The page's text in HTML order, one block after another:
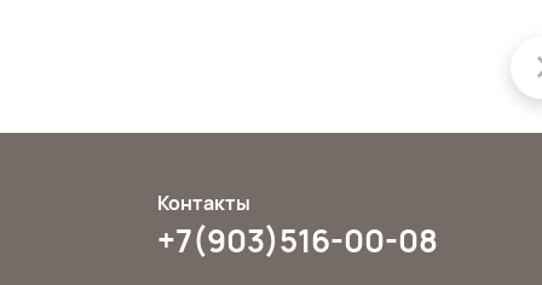
Контакты
+7(903)516-00-08